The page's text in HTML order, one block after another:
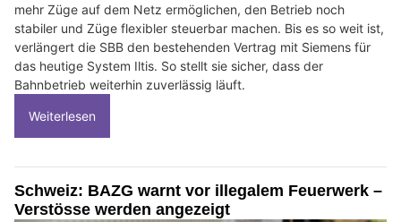
mehr Züge auf dem Netz ermöglichen, den Betrieb noch
stabiler und Züge flexibler steuerbar machen. Bis es so weit ist,
verlängert die SBB den bestehenden Vertrag mit Siemens für
das heutige System Iltis. So stellt sie sicher, dass der
Bahnbetrieb weiterhin zuverlässig läuft.
Weiterlesen
Schweiz: BAZG warnt vor illegalem Feuerwerk –
Verstösse werden angezeigt